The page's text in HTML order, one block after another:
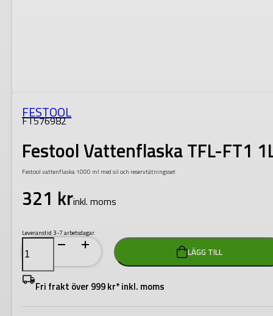
FESTOOL
FT576982
Festool Vattenflaska TFL-FT1
Festool vattenflaska 1000 ml med sil och reservtätningsset
321 krinkl. moms
Leveranstid 3-7 arbetsdagar.
Festool
Vattenflaska
TFL-
FT1
1L
mängd
LÄGG TILL
Fri frakt över 999 kr* inkl. moms